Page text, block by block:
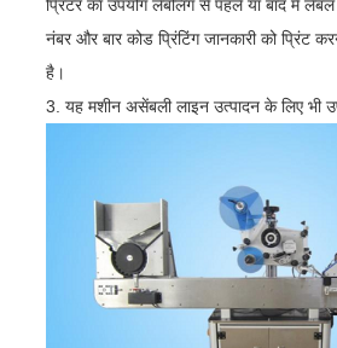
प्रिंटर का उपयोग लेबलिंग से पहले या बाद में लेबल
नंबर और बार कोड प्रिंटिंग जानकारी को प्रिंट
है।
3. यह मशीन असेंबली लाइन उत्पादन के लिए भी